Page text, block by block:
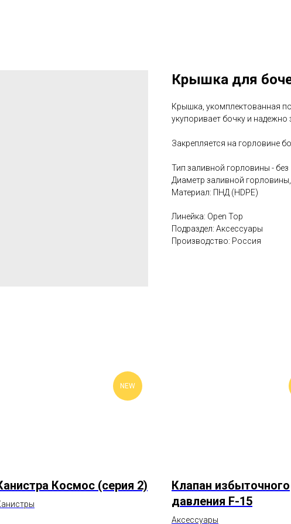
Крышка для
Крышка, укомплектованная
укупоривает бочку и
Закрепляется на горловине
Тип заливной горловины - без
Диаметр заливной
Материал: ПНД (HDPE)
Линейка: Open Top
Подраздел: Аксессуары
Производство: Россия
NEW
Космос (серия 2)
Клапан избыточного
давления F-15
Аксессуары